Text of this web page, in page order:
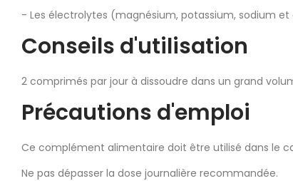
- Les électrolytes (magnésium, potassium, sodium
Conseils d'utilisation
2 comprimés par jour à dissoudre dans un grand
Précautions d'emploi
Ce complément alimentaire doit être utilisé dans le
Ne pas dépasser la dose journalière recommandée.